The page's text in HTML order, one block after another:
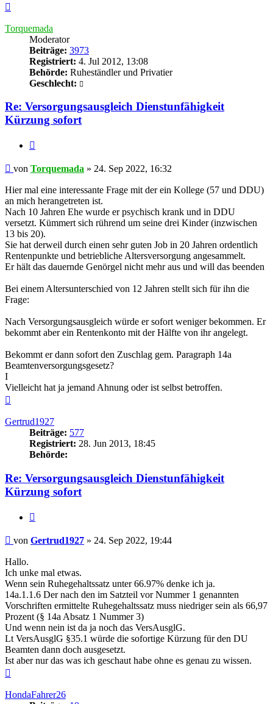
Torquemada
Moderator
Beiträge: 3973
Registriert: 4. Jul 2012, 13:08
Behörde: Ruheständler und Privatier
Geschlecht:
Re: Versorgungsausgleich Dienstunfähigkeit
Kürzung sofort
Beitrag
von Torquemada » 24. Sep 2022, 16:32
Hier mal eine interessante Frage mit der ein Kollege (57 und DDU)
an mich herangetreten ist.
Nach 10 Jahren Ehe wurde er psychisch krank und in DDU
versetzt. Kümmert sich rührend um seine drei Kinder (inzwischen
13 bis 20).
Sie hat derweil durch einen sehr guten Job in 20 Jahren ordentlich
Rentenpunkte und betriebliche Altersversorgung angesammelt.
Er hält das dauernde Genörgel nicht mehr aus und will das beenden
Bei einem Altersunterschied von 12 Jahren stellt sich für ihn die
Frage:
Nach Versorgungsausgleich würde er sofort weniger bekommen. Er
bekommt aber ein Rentenkonto mit der Hälfte von ihr angelegt.
Bekommt er dann sofort den Zuschlag gem. Paragraph 14a
Beamtenversorgungsgesetz?
I
Vielleicht hat ja jemand Ahnung oder ist selbst betroffen.
Gertrud1927
Beiträge: 577
Registriert: 28. Jun 2013, 18:45
Behörde:
Re: Versorgungsausgleich Dienstunfähigkeit
Kürzung sofort
Beitrag
von Gertrud1927 » 24. Sep 2022, 19:44
Hallo.
Ich unke mal etwas.
Wenn sein Ruhegehaltssatz unter 66.97% denke ich ja.
14a.1.1.6 Der nach den im Satzteil vor Nummer 1 genannten
Vorschriften ermittelte Ruhegehaltssatz muss niedriger sein als 66,97
Prozent (§ 14a Absatz 1 Nummer 3)
Und wenn nein ist da ja noch das VersAusglG.
Lt VersAusglG §35.1 würde die sofortige Kürzung für den DU
Beamten dann doch ausgesetzt.
Ist aber nur das was ich geschaut habe ohne es genau zu wissen.
HondaFahrer26